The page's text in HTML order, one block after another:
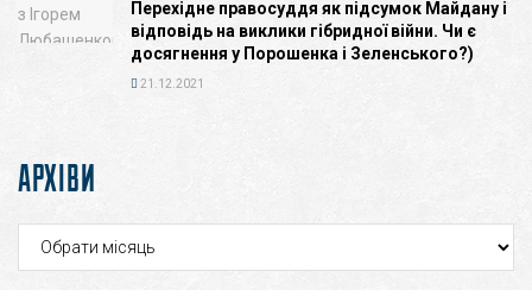
Перехідне правосуддя як підсумок Майдану і
відповідь на виклики гібридної війни. Чи є
досягнення у Порошенка і Зеленського?)
21.12.2021
АРХІВИ
Архіви